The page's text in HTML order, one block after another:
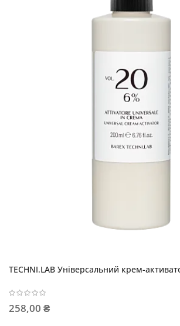
TECHNI.LAB Універсальний крем-
258,00 ₴